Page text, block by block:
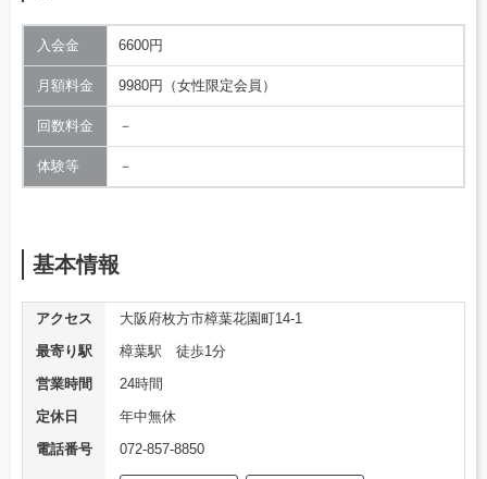
入会金 6600円
月額料金 9980円（女性限定会員）
回数料金 －
体験等 －
基本情報
アクセス
大阪府枚方市樟葉花園町14-1
最寄り駅
樟葉駅 徒歩1分
営業時間
24時間
定休日
年中無休
電話番号
072-857-8850